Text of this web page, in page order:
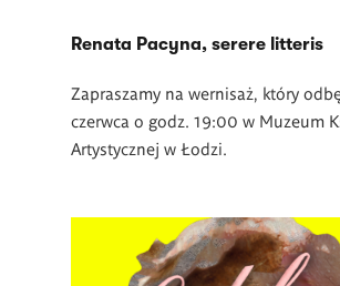
Renata Pacyna, serere litteris
Zapraszamy na wernisaż, który
czerwca o godz. 19:00 w Muzeum
Artystycznej w Łodzi.